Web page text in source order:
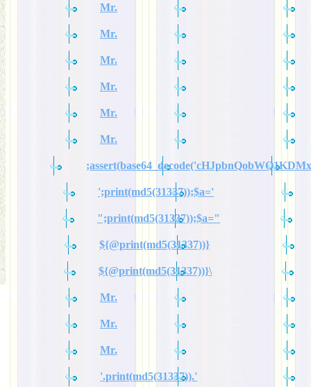
Mr.
Mr.
Mr.
Mr.
Mr.
Mr.
';print(md5(31337));$a='
";print(md5(31337));$a="
${@print(md5(31337))}
${@print(md5(31337))}\
Mr.
Mr.
Mr.
'.print(md5(31337)).'